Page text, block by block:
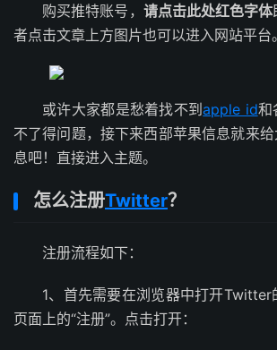
购买推特账号， 请点击此处红色字体
者点击文章上方图片也可以进入网站平台。
或许大家都是愁着找不到apple id和
不了得问题，接下来西部苹果信息就来
息吧！直接进入主题。
怎么注册Twitter？
注册流程如下：
1、首先需要在浏览器中打开Twitter
页面上的“注册”。点击打开：